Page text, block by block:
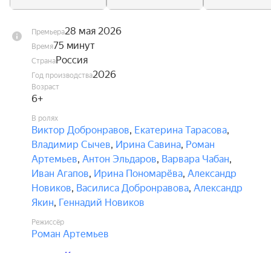
Премьера28 мая 2026
Время75 минут
СтранаРоссия
Год производства2026
Возраст
6+
В ролях
Виктор Добронравов, Екатерина Тарасова,
Владимир Сычев, Ирина Савина, Роман
Артемьев, Антон Эльдаров, Варвара Чабан,
Иван Агапов, Ирина Пономарёва, Александр
Новиков, Василиса Добронравова, Александр
Якин, Геннадий Новиков
Режиссёр
Роман Артемьев